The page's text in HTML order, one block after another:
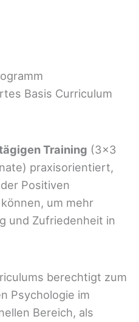
Basis Curriculum
Training (3×3
praxisorientiert,
Positiven
um mehr
und Zufriedenheit in
berechtigt zum
Psychologie im
Bereich, als